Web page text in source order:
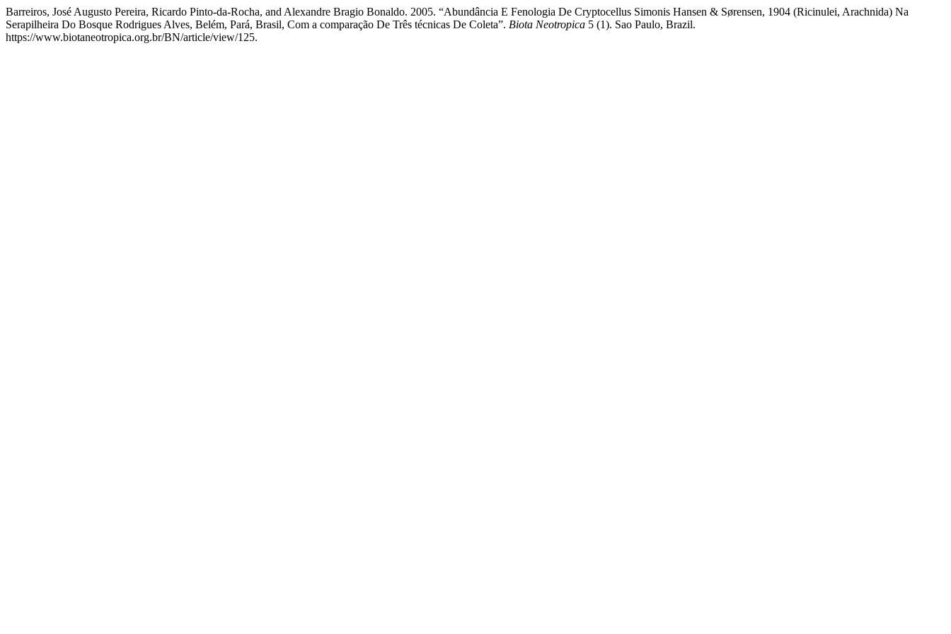
Barreiros, José Augusto Pereira, Ricardo Pinto-da-Rocha, and Alexandre Bragio Bonaldo. 2005. “Abundância E Fenologia De Cryptocellus Simonis Hansen & Sørensen, 1904 (Ricinulei, Arachnida) Na
Serapilheira Do Bosque Rodrigues Alves, Belém, Pará, Brasil, Com a comparação De Três técnicas De Coleta”. Biota Neotropica 5 (1). Sao Paulo, Brazil.
https://www.biotaneotropica.org.br/BN/article/view/125.